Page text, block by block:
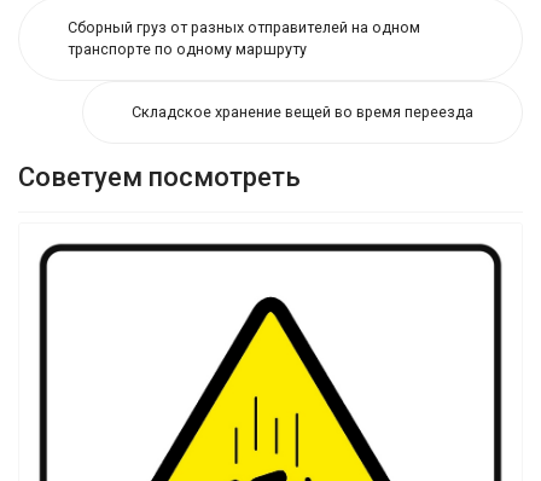
Сборный груз от разных отправителей на одном
транспорте по одному маршруту
Складское хранение вещей во время переезда
Советуем посмотреть